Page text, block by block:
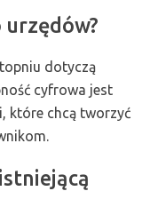
urzędów?
dotyczą
cyfrowa jest
które chcą tworzyć